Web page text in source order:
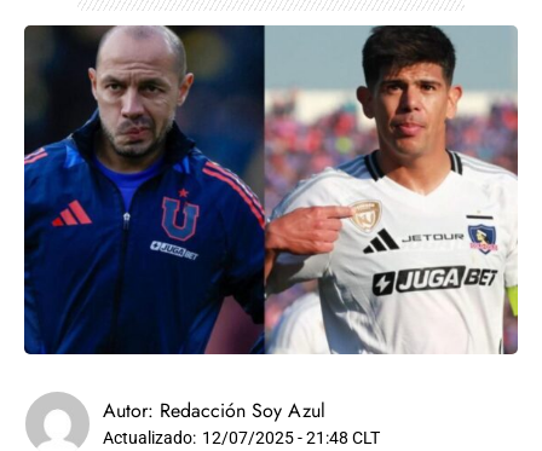
Autor: Redacción Soy Azul
Actualizado: 12/07/2025 - 21:48 CLT